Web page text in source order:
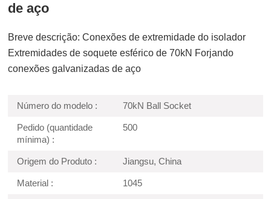
de aço
Breve descrição: Conexões de extremidade do isolador
Extremidades de soquete esférico de 70kN Forjando
conexões galvanizadas de aço
Número do modelo : 70kN Ball Socket
Pedido (quantidade
mínima) :
500
Origem do Produto : Jiangsu, China
Material : 1045